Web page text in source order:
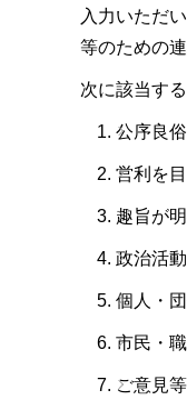
入力いただ
等のための
次に該当す
公序良
営利を
趣旨が
政治活
個人・
市民・
ご意見